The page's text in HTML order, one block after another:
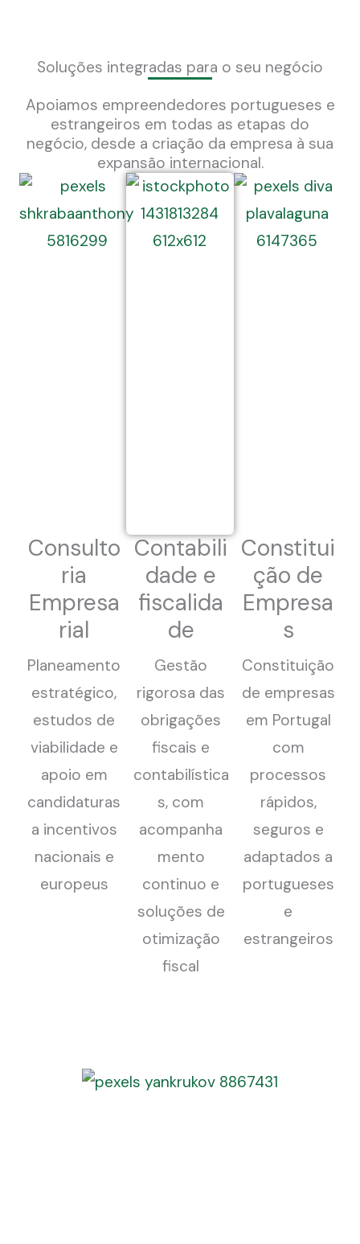
Soluções integradas para o seu negócio
Apoiamos empreendedores portugueses e
estrangeiros em todas as etapas do
negócio, desde a criação da empresa à sua
expansão internacional.
Consulto
ria
Empresa
rial
Planeamento
estratégico,
estudos de
viabilidade e
apoio em
candidaturas
a incentivos
nacionais e
europeus
Contabili
dade e
fiscalida
de
Gestão
rigorosa das
obrigações
fiscais e
contabilística
s, com
acompanha
mento
continuo e
soluções de
otimização
fiscal
Constitui
ção de
Empresa
s
Constituição
de empresas
em Portugal
com
processos
rápidos,
seguros e
adaptados a
portugueses
e
estrangeiros